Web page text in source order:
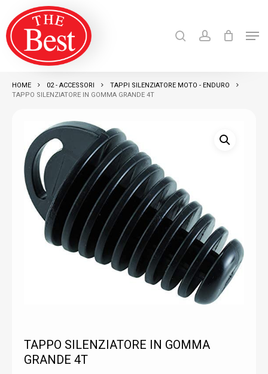
main
content
Products
search
HOME 02 - ACCESSORI
TAPPI SILENZIATORE MOTO - ENDURO
TAPPO SILENZIATORE IN GOMMA GRANDE 4T
TAPPO SILENZIATORE IN GOMMA
GRANDE 4T
Close